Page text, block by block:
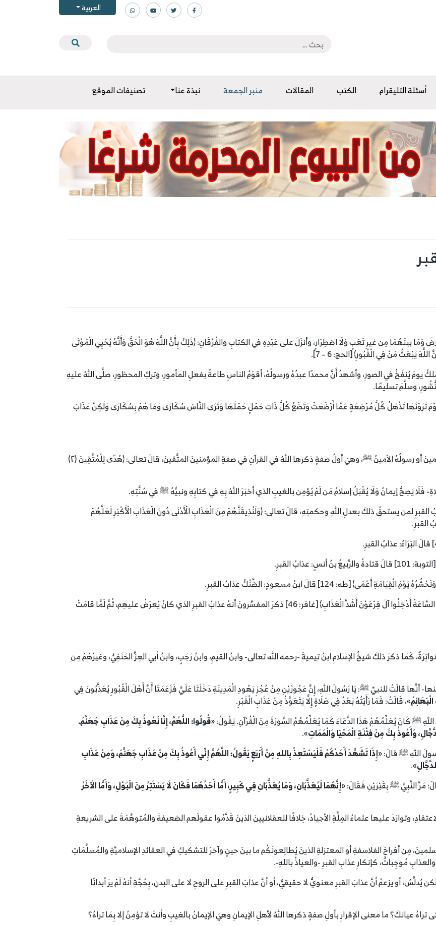
العربية
أسئلة التليقرام الكتب المقالات منبر الجمعة نبذة عنا تصنيفات الموقع
وَمَا بينَهُمَا مِن غيرِ تَعَبٍ وَلَا اضطِرَارٍ، وأنزَلَ على عَبْدِهِ في الكتابِ والفُرْقَانِ: ﴿ذَلِكَ بِأَنَّ اللَّهَ هُوَ الْحَقُّ وَأَنَّهُ يُحْيِي الْمَوْتَى
يَبْعَثُ مَنْ فِي الْقُبُورِ﴾ [الحج: 6 – 7].
يومَ يُنفَخُ في الصورِ، وأشهدُ أَنَّ محمدًا عبدُهُ ورسولُهُ، أقوَمُ الناسِ طاعةً بفعلِ المأمورِ، وتركِ المحظورِ، صلَّى اللهُ عليهِ
وسلَّمَ تسليمًا.
النَّاسُ اتَّقُوا رَبَّكُمْ إِنَّ ‌زَلْزَلَةَ ‌السَّاعَةِ شَيْءٌ عَظِيمٌ (١) يَوْمَ تَرَوْنَهَا تَذْهَلُ كُلُّ مُرْضِعَةٍ عَمَّا أَرْضَعَتْ وَتَضَعُ كُلُّ ذَاتِ حَمْلٍ حَمْلَهَا وَتَرَى النَّاسَ سُكَارَى وَمَا هُمْ بِسُكَارَى وَلَكِنَّ عَذَابَ
فإنَّ مِن أصولِ الدِّينِ الإيمانَ بالغيبِ الذي أخبَرَ بهِ ربُّ العالمينَ أو رسولُهُ الأمينُ ﷺ، وهيَ أولُ صفةٍ ذكرها اللهُ في القرآنِ في صفةِ المؤمنينَ المتَّقينَ، قالَ تعالى: ﴿‌هُدًى ‌لِلْمُتَّقِينَ (٢)
فَلَا يَصِحُّ إيمانُ وَلَا يُقْبَلُ إسلامُ مَن لَمْ يُؤمِن بالغيبِ الذي أخبَرَ اللهُ بِهِ في كتابِهِ ونبيُّهُ ﷺ في سُنَّتِهِ.
القبرِ لمن يستحقُ ذلكَ بعدلِ اللهِ وحكمتِهِ، قالَ تعالى: ﴿‌وَلَنُذِيقَنَّهُمْ ‌مِنَ الْعَذَابِ الْأَدْنَى دُونَ الْعَذَابِ الْأَكْبَرِ لَعَلَّهُمْ
القبرِ.
124] قالَ ابنُ مسعودٍ: الضَّنْكُ عذابُ القبرِ.
وقالَ تعالَى: ﴿‌النَّارُ ‌يُعْرَضُونَ ‌عَلَيْهَا غُدُوًّا وَعَشِيًّا وَيَوْمَ تَقُومُ السَّاعَةُ أَدْخِلُوا آلَ فِرْعَوْنَ أَشَدَّ الْعَذَابِ﴾ [غافر: 46] ذكرَ المفسِّرونَ أنهُ عذابُ القبرِ الذي كانُ يُعرَضُ عليهِم، ثُمَّ لَمَّا قامَتْ
كَمَا ذكرَ ذلكَ شيخُ الإسلامِ ابنُ تيميةَ -رحمه الله تعالى- وابنُ القيمِ، وابنُ رَجَبٍ، وابنُ أبي العِزِّ الحَنَفِيُّ، وغيرُهُمْ مِن
أنَّها قالَتْ للنبيِّ ﷺ: يَا رَسُولَ اللهِ، إِنَّ عَجُوزَيْنِ مِنْ عُجُزِ يَهُودِ الْمَدِينَةِ دَخَلَتَا عَلَيَّ فَزَعَمَتَا أَنَّ أَهْلَ الْقُبُورِ يُعَذَّبُونَ فِي
»، قَالَتْ: فَمَا رَأَيْتُهُ بَعْدُ فِي صَلَاةٍ إِلَّا يَتَعَوَّذُ مِنْ ‌عَذَابِ ‌الْقَبْرِ.
ﷺ كَانَ يُعَلِّمُهُمْ هَذَا الدُّعَاءَ كَمَا يُعَلِّمُهُمُ السُّورَةَ مِنَ الْقُرْآنِ. يَقُولُ: «قُولُوا:‌اللَّهُمَّ، إِنَّا نَعُوذُ بِكَ مِنْ عَذَابِ جَهَنَّمَ.
وَأَعُوذُ بِكَ مِنْ فِتْنَةِ الْمَحْيَا وَالْمَمَاتِ».
اللهِ ﷺ قالَ: «إِذَا تَشَهَّدَ أَحَدُكُمْ فَلْيَسْتَعِذْ بِاللهِ مِنْ أَرْبَعٍ يَقُولُ: اللَّهُمَّ إِنِّي أَعُوذُ بِكَ مِنْ‌عَذَابِ‌جَهَنَّمَ، وَمِنْ‌عَذَابِ
».
مَرَّ النَّبِيُّ ﷺ بِقَبْرَيْنِ فَقَالَ: «إِنَّهُمَا لَيُعَذَّبَانِ، وَمَا‌يُعَذَّبَانِ فِي‌كَبِيرٍ، أَمَّا أَحَدُهُمَا فَكَانَ لَا يَسْتَتِرُ مِنَ الْبَوْلِ، وَأَمَّا الْآخَرُ
وتوارَدَ عليها علماءُ المِلَّةِ الأجيادُ، خِلافًا للعقلانيينَ الذينَ قَدَّمُوا عقولَهم الضعيفةَ والمُتوهَّمَةَ على الشريعةِ
مِن أفراخِ الفلاسفةِ أو المعتزلةِ الذينَ يُطالِعونَكُم ما بينَ حينٍ وآخرَ للتشكيكِ في العقائدِ الإسلاميَّةِ والمُسلَّمَاتِ
مُوجِباتٌ، كإنكارِ عذابِ القبرِ -والعياذُ باللهِ-.
أو يزعمُ أنَّ عذابَ القبرِ معنويٌّ لا حقيقيٌّ، أو أنَّ عذابَ القبرِ على الروحِ لا على البدنِ، بِحُجَّةِ أنهُ لَمْ يرَ أبدانًا
عيانكَ؟ ما معنى الإقرارِ بأولِ صفةٍ ذكرها اللهُ لأهلِ الإيمانِ وهيَ الإيمانُ بالغيبِ وأنتَ لا تؤمِنُ إلا بِمَا تراهُ؟